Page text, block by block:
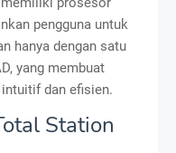
pengguna untuk
hanya dengan satu
yang membuat
dan efisien.
Station